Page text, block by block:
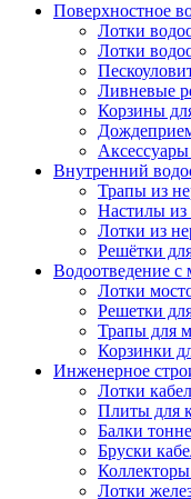
Поверхностное
Лотки
Лотки
Ливневые
Корзины
Аксессуары
Внутренний
Трапы из
Настилы из
Лотки из
Решётки
Водоотведение
Лотки
Решетки
Трапы для
Корзинки
Инженерное
Лотки
Плиты для
Балки
Бруски
Лотки